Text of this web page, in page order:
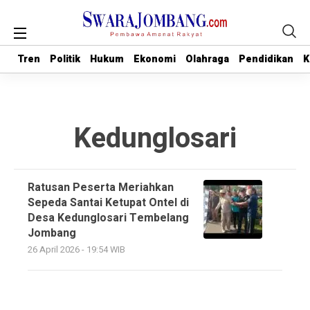
Tren Politik Hukum Ekonomi Olahraga Pendidikan
Tren Politik Hukum Ekonomi Olahraga Pendidikan
Kedunglosari
Ratusan Peserta Meriahkan
Sepeda Santai Ketupat Ontel di
Desa Kedunglosari Tembelang
Jombang
26 April 2026 - 19:54 WIB